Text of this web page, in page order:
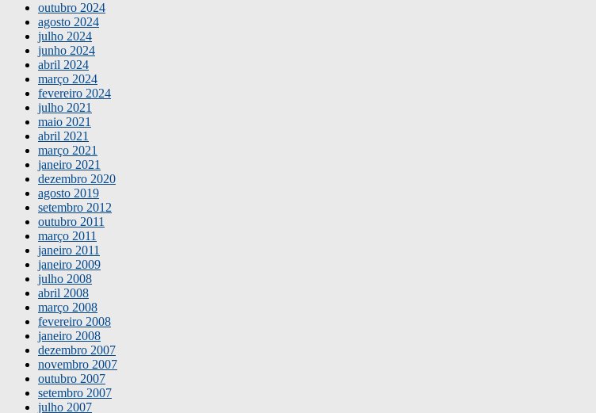
outubro 2024
agosto 2024
julho 2024
junho 2024
abril 2024
março 2024
fevereiro 2024
julho 2021
maio 2021
abril 2021
março 2021
janeiro 2021
dezembro 2020
agosto 2019
setembro 2012
outubro 2011
março 2011
janeiro 2011
janeiro 2009
julho 2008
abril 2008
março 2008
fevereiro 2008
janeiro 2008
dezembro 2007
novembro 2007
outubro 2007
setembro 2007
julho 2007